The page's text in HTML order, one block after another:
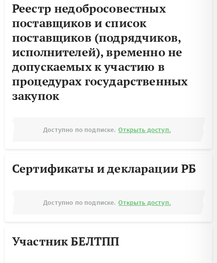
Реестр недобросовестных
поставщиков и список
поставщиков (подрядчиков,
исполнителей), временно не
допускаемых к участию в
процедурах государственных
закупок
Доступно по подписке. Открыть доступ.
Сертификаты и декларации РБ
Доступно по подписке. Открыть доступ.
Участник БЕЛТПП